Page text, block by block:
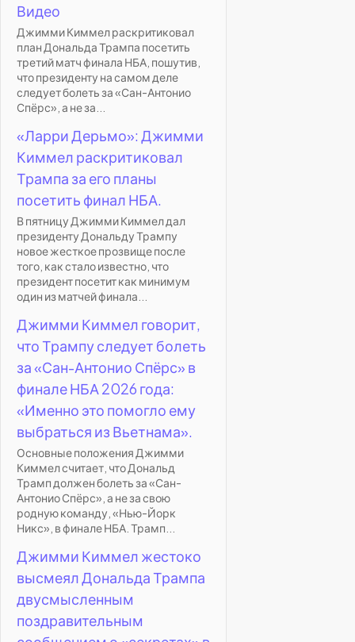
Видео
Джимми Киммел раскритиковал
план Дональда Трампа посетить
третий матч финала НБА, пошутив,
что президенту на самом деле
следует болеть за «Сан-Антонио
Спёрс», а не за...
«Ларри Дерьмо»: Джимми
Киммел раскритиковал
Трампа за его планы
посетить финал НБА.
В пятницу Джимми Киммел дал
президенту Дональду Трампу
новое жесткое прозвище после
того, как стало известно, что
президент посетит как минимум
один из матчей финала...
Джимми Киммел говорит,
что Трампу следует болеть
за «Сан-Антонио Спёрс» в
финале НБА 2026 года:
«Именно это помогло ему
выбраться из Вьетнама».
Основные положения Джимми
Киммел считает, что Дональд
Трамп должен болеть за «Сан-
Антонио Спёрс», а не за свою
родную команду, «Нью-Йорк
Никс», в финале НБА. Трамп...
Джимми Киммел жестоко
высмеял Дональда Трампа
двусмысленным
поздравительным